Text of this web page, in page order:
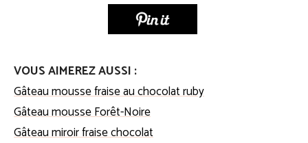
VOUS AIMEREZ AUSSI :
Gâteau mousse fraise au chocolat ruby
Gâteau mousse Forêt-Noire
Gâteau miroir fraise chocolat